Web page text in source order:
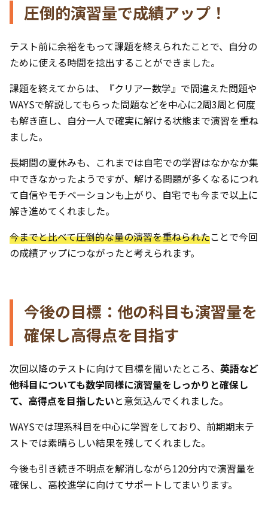
圧倒的演習量で成績アップ！
テスト前に余裕をもって課題を終えられたことで、自分の
ために使える時間を捻出することができました。
課題を終えてからは、『クリアー数学』で間違えた問題や
WAYSで解説してもらった問題などを中心に2周3周と何度
も解き直し、自分一人で確実に解ける状態まで演習を重ね
ました。
長期間の夏休みも、これまでは自宅での学習はなかなか集
中できなかったようですが、解ける問題が多くなるにつれ
て自信やモチベーションも上がり、自宅でも今まで以上に
解き進めてくれました。
今までと比べて圧倒的な量の演習を重ねられたことで今回
の成績アップにつながったと考えられます。
今後の目標：他の科目も演習量を
確保し高得点を目指す
次回以降のテストに向けて目標を聞いたところ、 英語など
他科目についても数学同様に演習量をしっかりと確保し
て、高得点を目指したいと意気込んでくれました。
WAYSでは理系科目を中心に学習をしており、前期期末テ
ストでは素晴らしい結果を残してくれました。
今後も引き続き不明点を解消しながら120分内で演習量を
確保し、高校進学に向けてサポートしてまいります。